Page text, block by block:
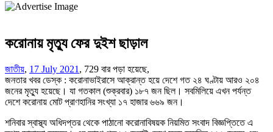
করোনায় মৃত্যু ফের দুইশ ছাড়াল
জাতীয়, 17 July 2021 , 729 বার পড়া হয়েছে,
জনতার খবর ডেস্ক : করোনাভাইরাসে আক্রান্ত হয়ে দেশে গত ২৪ ঘণ্টায় আরও ২০৪
জনের মৃত্যু হয়েছে। যা গতকাল (শুক্রবার) ১৮৭ জন ছিল। সবমিলিয়ে এখন পর্যন্ত
দেশে করোনায় মোট প্রাণহানির সংখ্যা ১৭ হাজার ৬৬৯ জন।
শনিবার স্বাস্থ্য অধিদপ্তর থেকে পাঠানো করোনাবিষয়ক নিয়মিত সংবাদ বিজ্ঞপ্তিতে এ